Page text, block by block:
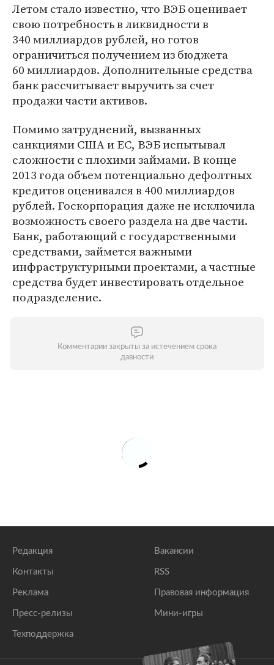
Летом стало известно, что ВЭБ оценивает
свою потребность в ликвидности в
340 миллиардов рублей, но готов
ограничиться получением из бюджета
60 миллиардов. Дополнительные средства
банк рассчитывает выручить за счет
продажи части активов.
Помимо затруднений, вызванных
санкциями США и ЕС, ВЭБ испытывал
сложности с плохими займами. В конце
2013 года объем потенциально дефолтных
кредитов оценивался в 400 миллиардов
рублей. Госкорпорация даже не исключила
возможность своего раздела на две части.
Банк, работающий с государственными
средствами, займется важными
инфраструктурными проектами, а частные
средства будет инвестировать отдельное
подразделение.
Комментарии закрыты за истечением срока
давности
Редакция
Контакты
Реклама
Пресс-релизы
Техподдержка
Вакансии
RSS
Правовая информация
Мини-игры